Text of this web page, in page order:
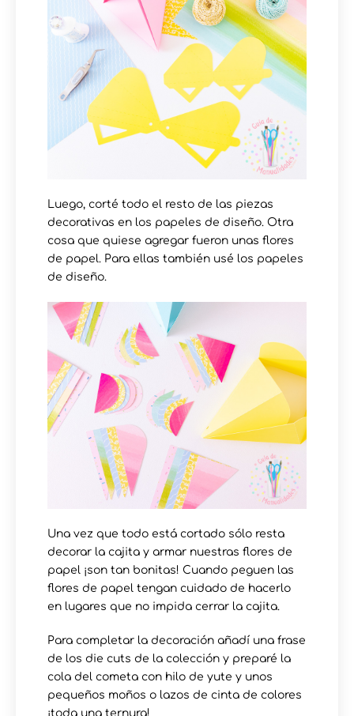
Luego, corté todo el resto de las piezas
decorativas en los papeles de diseño. Otra
cosa que quiese agregar fueron unas flores
de papel. Para ellas también usé los papeles
de diseño.
Una vez que todo está cortado sólo resta
decorar la cajita y armar nuestras flores de
papel ¡son tan bonitas! Cuando peguen las
flores de papel tengan cuidado de hacerlo
en lugares que no impida cerrar la cajita.
Para completar la decoración añadí una frase
de los die cuts de la colección y preparé la
cola del cometa con hilo de yute y unos
pequeños moños o lazos de cinta de colores
¡toda una ternura!